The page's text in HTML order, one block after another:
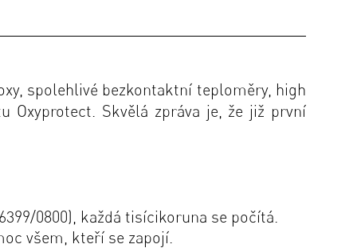
spolehlivé bezkontaktní teploměry, high
Oxyprotect. Skvělá zpráva je, že již první
0800), každá tisícikoruna se počítá.
všem, kteří se zapojí.